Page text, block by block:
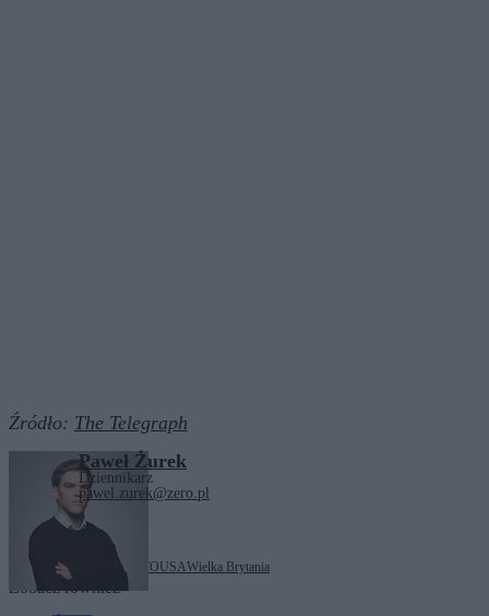
Źródło: The Telegraph
Paweł Żurek
Dziennikarz
pawel.zurek@zero.pl
Tagi: Donald TrumpNATOUSAWielka Brytania
Zobacz również